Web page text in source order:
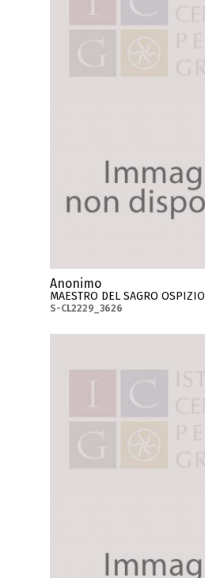
Anonimo
MAESTRO DEL SAGRO OSPIZIO
S-CL2229_3626